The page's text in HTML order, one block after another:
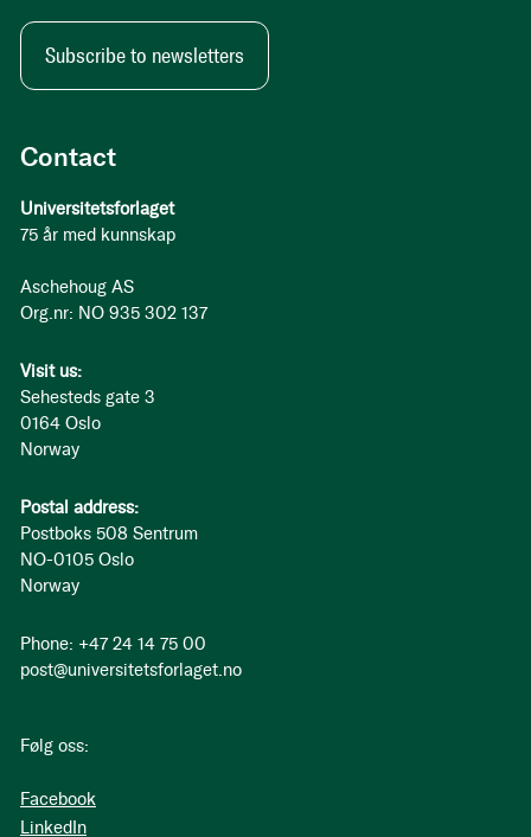
Contact
Universitetsforlaget
75 år med kunnskap
Aschehoug AS
Org.nr: NO 935 302 137
Visit us:
Sehesteds gate 3
0164 Oslo
Norway
Postal address:
Postboks 508 Sentrum
NO-0105 Oslo
Norway
Phone: +47 24 14 75 00
post@universitetsforlaget.no
Følg oss:
Facebook
LinkedIn
Subscribe to newsletters